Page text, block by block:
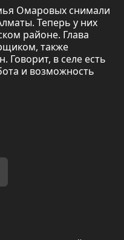
Омаровых снимали
Теперь у них
районе. Глава
также
в селе есть
и возможность